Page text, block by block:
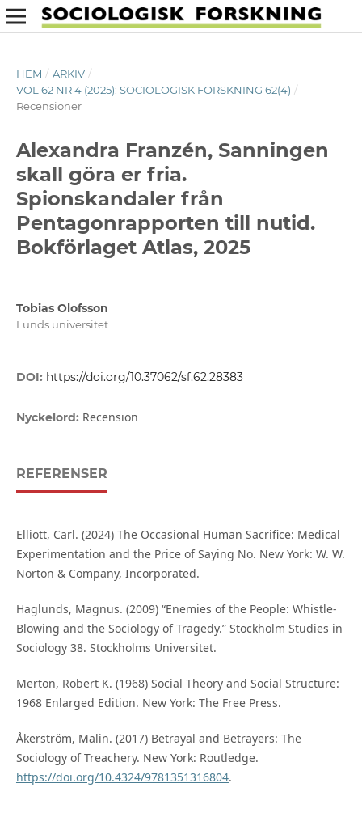
HEM / ARKIV /
VOL 62 NR 4 (2025): SOCIOLOGISK FORSKNING 62(4) /
Recensioner
Alexandra Franzén, Sanningen
skall göra er fria.
Spionskandaler från
Pentagonrapporten till nutid.
Bokförlaget Atlas, 2025
Tobias Olofsson
Lunds universitet
DOI: https://doi.org/10.37062/sf.62.28383
Nyckelord: Recension
REFERENSER
Elliott, Carl. (2024) The Occasional Human Sacrifice: Medical
Experimentation and the Price of Saying No. New York: W. W.
Norton & Company, Incorporated.
Haglunds, Magnus. (2009) “Enemies of the People: Whistle-
Blowing and the Sociology of Tragedy.” Stockholm Studies in
Sociology 38. Stockholms Universitet.
Merton, Robert K. (1968) Social Theory and Social Structure:
1968 Enlarged Edition. New York: The Free Press.
Åkerström, Malin. (2017) Betrayal and Betrayers: The
Sociology of Treachery. New York: Routledge.
https://doi.org/10.4324/9781351316804.